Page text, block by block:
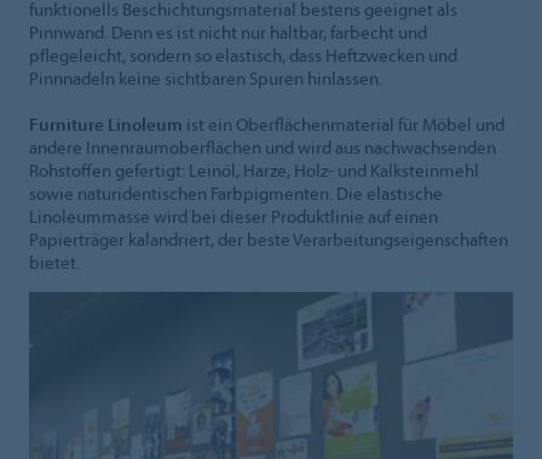
funktionells Beschichtungsmaterial bestens geeignet als
Pinnwand. Denn es ist nicht nur haltbar, farbecht und
pflegeleicht, sondern so elastisch, dass Heftzwecken und
Pinnnadeln keine sichtbaren Spuren hinlassen.
Furniture Linoleum ist ein Oberflächenmaterial für Möbel und
andere Innenraumoberflächen und wird aus nachwachsenden
Rohstoffen gefertigt: Leinöl, Harze, Holz- und Kalksteinmehl
sowie naturidentischen Farbpigmenten. Die elastische
Linoleummasse wird bei dieser Produktlinie auf einen
Papierträger kalandriert, der beste Verarbeitungseigenschaften
bietet.